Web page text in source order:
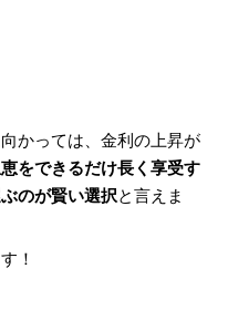
かっては、金利の上昇が
をできるだけ長く享受す
のが賢い選択と言えま
！